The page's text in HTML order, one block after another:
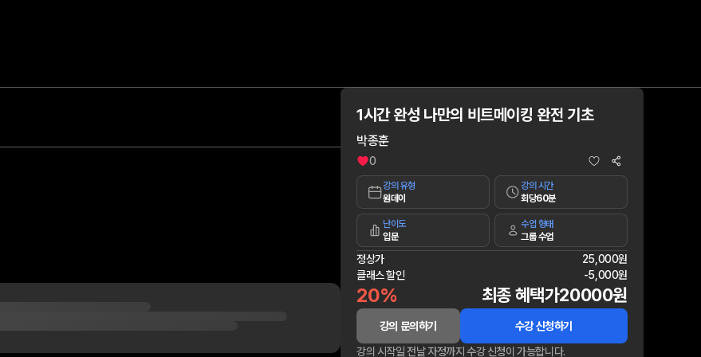
1시간 완성 나만의 비트메이킹 완전 기초
박종훈
0
강의 유형
원데이
강의 시간
회당60분
난이도
입문
수업 형태
그룹 수업
정상가
25,000원
클래스 할인
-5,000원
20% 최종 혜택가20000원
강의 문의하기
수강 신청하기
강의 시작일 전날 자정까지 수강 신청이 가능합니다.